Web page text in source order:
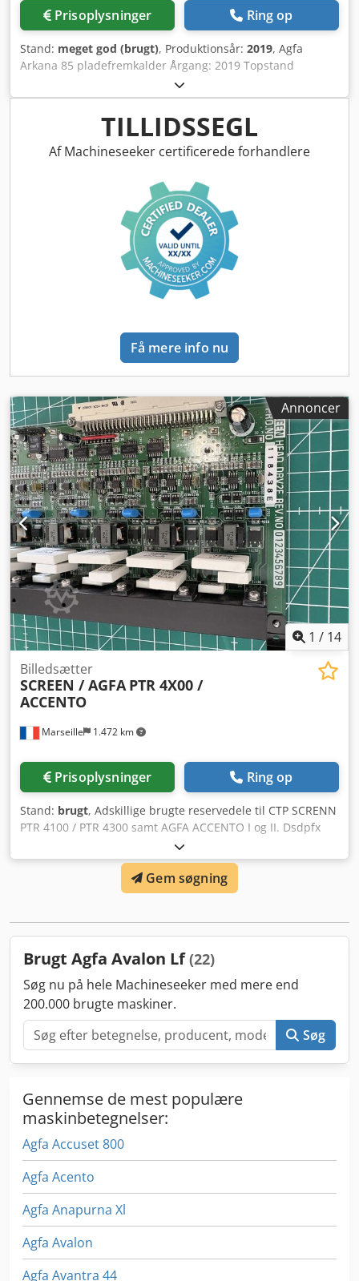
Prisoplysninger Ring op
Stand: meget god (brugt), Produktionsår: 2019, Agfa
Arkana 85 pladefremkalder Årgang: 2019 Topstand
TILLIDSSEGL
Af Machineseeker certificerede forhandlere
Få mere info nu
Annoncer
1 / 14
Marseille 1.472 km
Billedsætter
SCREEN / AGFA PTR 4X00 /
ACCENTO
Prisoplysninger Ring op
Stand: brugt, Adskillige brugte reservedele til CTP SCRENN
PTR 4100 / PTR 4300 samt AGFA ACCENTO I og II. Dsdpfx
Aoy Tpd Sobyewa Kontakt os for pris og tilgængelighed.
Sikker forsendelse i hele verden med UPS.
Gem søgning
Brugt Agfa Avalon Lf(22)
Søg nu på hele Machineseeker med mere end
200.000 brugte maskiner.
Søg
Gennemse de mest populære
maskinbetegnelser:
Agfa Accuset 800
Agfa Acento
Agfa Anapurna Xl
Agfa Avalon
Agfa Avantra 44